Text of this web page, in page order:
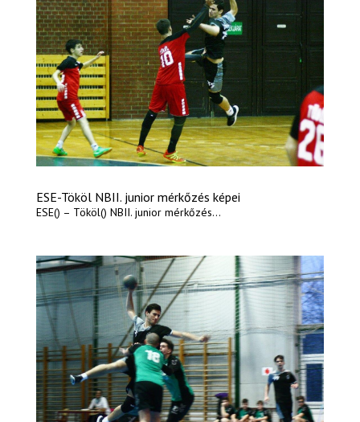
ESE-Tököl NBII. junior mérkőzés képei
ESE() – Tököl() NBII. junior mérkőzés...